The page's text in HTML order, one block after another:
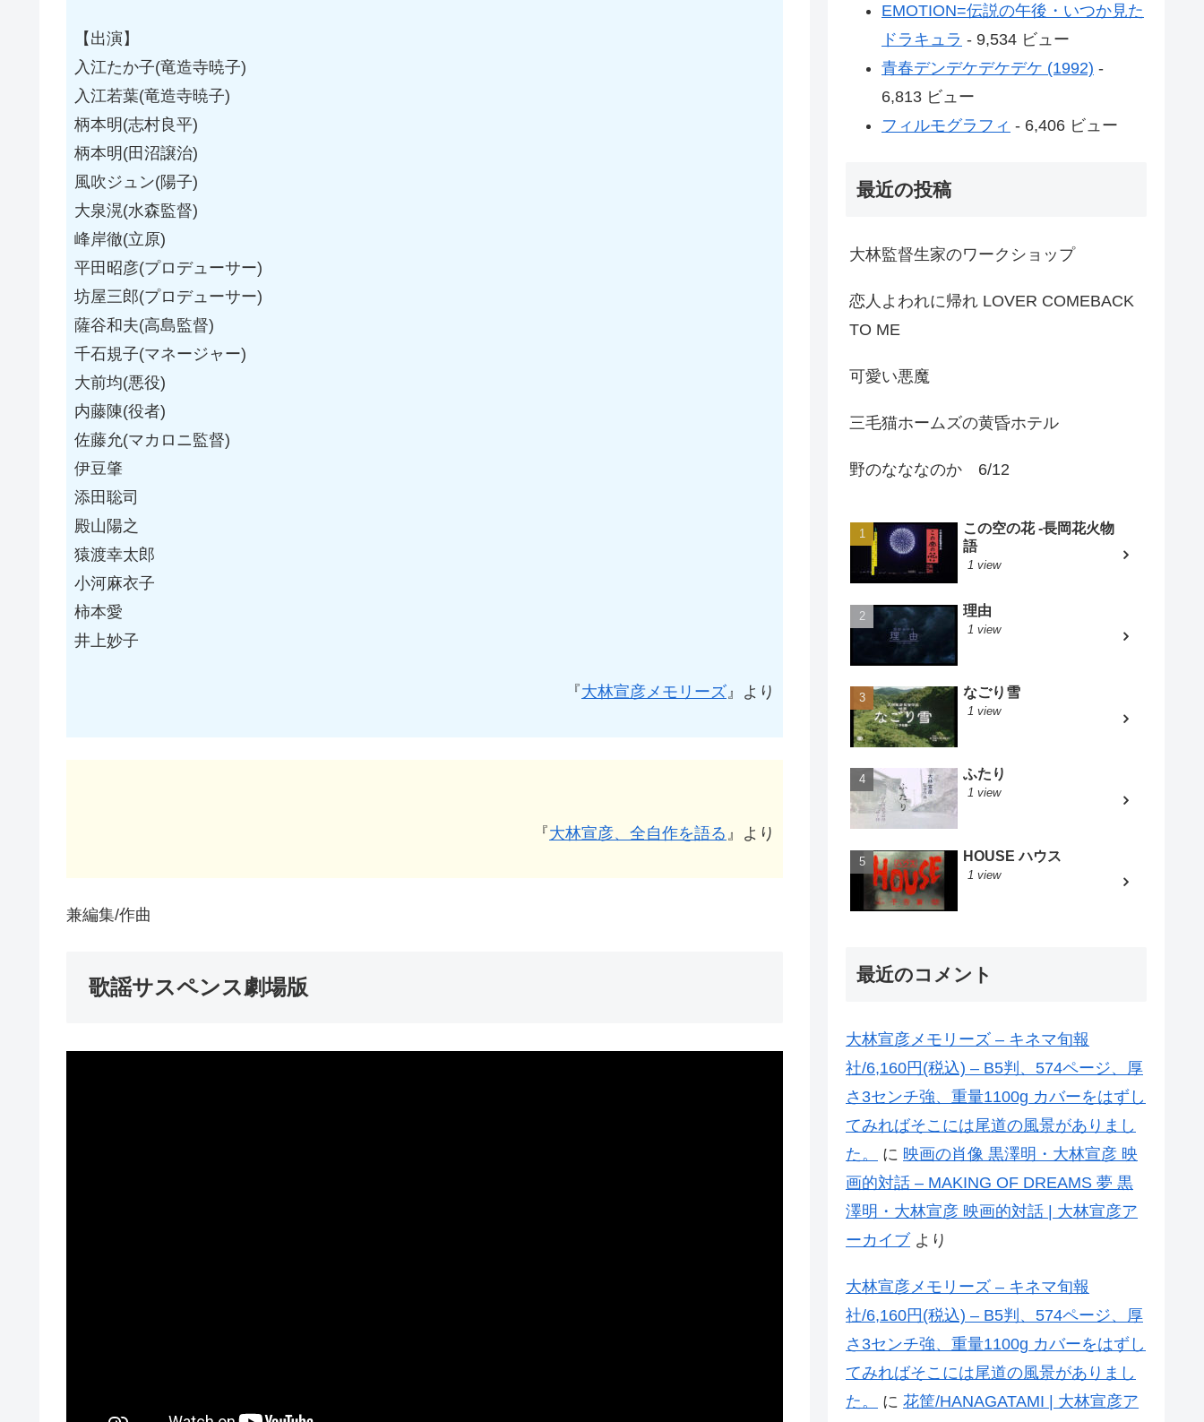
【出演】
入江たか子(竜造寺暁子)
入江若葉(竜造寺暁子)
柄本明(志村良平)
柄本明(田沼譲治)
風吹ジュン(陽子)
大泉滉(水森監督)
峰岸徹(立原)
平田昭彦(プロデューサー)
坊屋三郎(プロデューサー)
薩谷和夫(高島監督)
千石規子(マネージャー)
大前均(悪役)
内藤陳(役者)
佐藤允(マカロニ監督)
伊豆肇
添田聡司
殿山陽之
猿渡幸太郎
小河麻衣子
柿本愛
井上妙子
『大林宣彦メモリーズ』より
『大林宣彦、全自作を語る 』より
兼編集/作曲
歌謡サスペンス劇場版
EMOTION=伝説の午後・いつか見た
ドラキュラ - 9,534 ビュー
青春デンデケデケデケ (1992) -
6,813 ビュー
フィルモグラフィ - 6,406 ビュー
最近の投稿
大林監督生家のワークショップ
恋人よわれに帰れ LOVER COMEBACK
TO ME
可愛い悪魔
三毛猫ホームズの黄昏ホテル
野のなななのか 6/12
この空の花 -長岡花火物
語
1 view
理由
1 view
なごり雪
1 view
ふたり
1 view
HOUSE ハウス
1 view
最近のコメント
大林宣彦メモリーズ – キネマ旬報
社/6,160円(税込) – B5判、574ページ、厚
さ3センチ強、重量1100g カバーをはずし
てみればそこには尾道の風景がありまし
た。
に 映画の肖像 黒澤明・大林宣彦 映
画的対話 – MAKING OF DREAMS 夢 黒
澤明・大林宣彦 映画的対話 | 大林宣彦ア
ーカイブ より
大林宣彦メモリーズ – キネマ旬報
社/6,160円(税込) – B5判、574ページ、厚
さ3センチ強、重量1100g カバーをはずし
てみればそこには尾道の風景がありまし
た。
に 花筐/HANAGATAMI | 大林宣彦ア